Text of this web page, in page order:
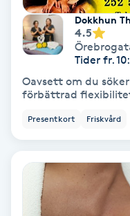
Liktornar
LPG-behandling
LPG-massage
Luggklippning
Dokkhun
4.5
Tider fr.
Oavsett om du
förbättrad
Presentkort Friskvård